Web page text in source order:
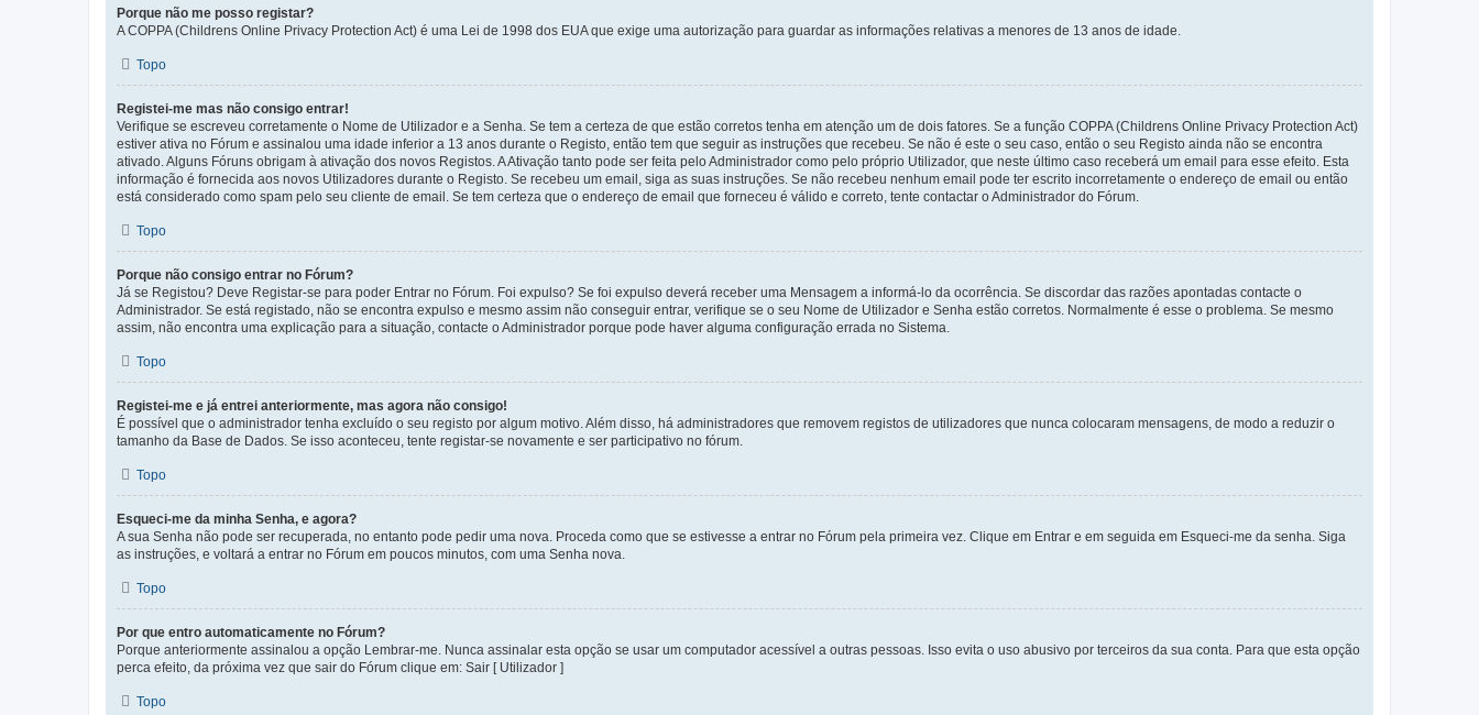
Porque não me posso registar?
A COPPA (Childrens Online Privacy Protection Act) é uma Lei de 1998 dos EUA que exige uma autorização para guardar as informações relativas a menores de 13 anos de idade.
Topo
Registei-me mas não consigo entrar!
Verifique se escreveu corretamente o Nome de Utilizador e a Senha. Se tem a certeza de que estão corretos tenha em atenção um de dois fatores. Se a função COPPA (Childrens Online Privacy Protection Act)
estiver ativa no Fórum e assinalou uma idade inferior a 13 anos durante o Registo, então tem que seguir as instruções que recebeu. Se não é este o seu caso, então o seu Registo ainda não se encontra
ativado. Alguns Fóruns obrigam à ativação dos novos Registos. A Ativação tanto pode ser feita pelo Administrador como pelo próprio Utilizador, que neste último caso receberá um email para esse efeito. Esta
informação é fornecida aos novos Utilizadores durante o Registo. Se recebeu um email, siga as suas instruções. Se não recebeu nenhum email pode ter escrito incorretamente o endereço de email ou então
está considerado como spam pelo seu cliente de email. Se tem certeza que o endereço de email que forneceu é válido e correto, tente contactar o Administrador do Fórum.
Topo
Porque não consigo entrar no Fórum?
Já se Registou? Deve Registar-se para poder Entrar no Fórum. Foi expulso? Se foi expulso deverá receber uma Mensagem a informá-lo da ocorrência. Se discordar das razões apontadas contacte o
Administrador. Se está registado, não se encontra expulso e mesmo assim não conseguir entrar, verifique se o seu Nome de Utilizador e Senha estão corretos. Normalmente é esse o problema. Se mesmo
assim, não encontra uma explicação para a situação, contacte o Administrador porque pode haver alguma configuração errada no Sistema.
Topo
Registei-me e já entrei anteriormente, mas agora não consigo!
É possível que o administrador tenha excluído o seu registo por algum motivo. Além disso, há administradores que removem registos de utilizadores que nunca colocaram mensagens, de modo a reduzir o
tamanho da Base de Dados. Se isso aconteceu, tente registar-se novamente e ser participativo no fórum.
Topo
Esqueci-me da minha Senha, e agora?
A sua Senha não pode ser recuperada, no entanto pode pedir uma nova. Proceda como que se estivesse a entrar no Fórum pela primeira vez. Clique em Entrar e em seguida em Esqueci-me da senha. Siga
as instruções, e voltará a entrar no Fórum em poucos minutos, com uma Senha nova.
Topo
Por que entro automaticamente no Fórum?
Porque anteriormente assinalou a opção Lembrar-me. Nunca assinalar esta opção se usar um computador acessível a outras pessoas. Isso evita o uso abusivo por terceiros da sua conta. Para que esta opção
perca efeito, da próxima vez que sair do Fórum clique em: Sair [ Utilizador ]
Topo